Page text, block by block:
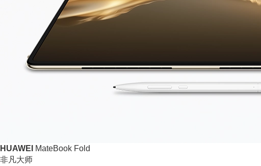
HUAWEI
MateBook Fold
非凡大师